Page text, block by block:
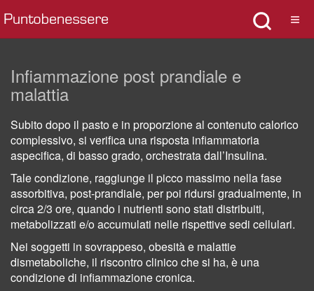
Infiammazione post prandiale e
malattia
Subito dopo il pasto e in proporzione al contenuto calorico
complessivo, si veriﬁca una risposta inﬁammatoria
aspeciﬁca, di basso grado, orchestrata dall’Insulina.
Tale condizione, raggiunge il picco massimo nella fase
assorbitiva, post-prandiale, per poi ridursi gradualmente, in
circa 2/3 ore, quando i nutrienti sono stati distribuiti,
metabolizzati e/o accumulati nelle rispettive sedi cellulari.
Nei soggetti in sovrappeso, obesità e malattie
dismetaboliche, il riscontro clinico che si ha, è una
condizione di infiammazione cronica.